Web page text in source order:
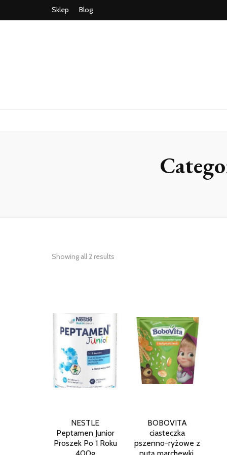
Sklep Blog
Showing all 2 results
NESTLE
Peptamen Junior
Proszek Po 1 Roku
BOBOVITA
ciasteczka
pszenno-ryżowe z